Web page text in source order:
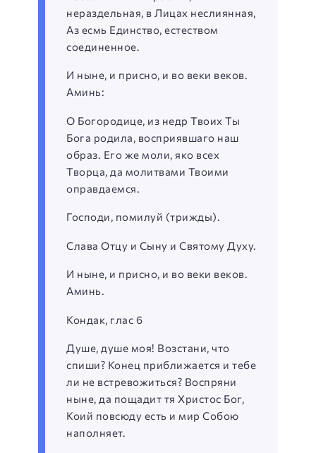
нераздельная, в Лицах неслиянная,
Аз есмь Единство, естеством
соединенное.
И ныне, и присно, и во веки веков.
Аминь:
О Богородице, из недр Твоих Ты
Бога родила, восприявшаго наш
образ. Его же моли, яко всех
Творца, да молитвами Твоими
оправдаемся.
Господи, помилуй (трижды).
Слава Отцу и Сыну и Святому Духу.
И ныне, и присно, и во веки веков.
Аминь.
Кондак, глас 6
Душе, душе моя! Возстани, что
спиши? Конец приближается и тебе
ли не встревожиться? Воспряни
ныне, да пощадит тя Христос Бог,
Коий повсюду есть и мир Собою
наполняет.